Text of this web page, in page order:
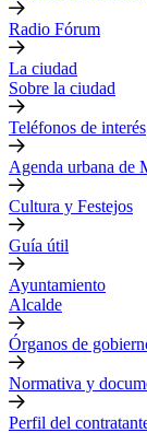
Radio Fórum
La ciudad
Sobre la ciudad
Teléfonos de interés
Agenda urbana de
Cultura y Festejos
Guía útil
Ayuntamiento
Alcalde
Órganos de
Normativa y
Perfil del